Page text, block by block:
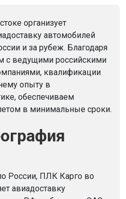
организует
автомобилей
и за рубеж. Благодаря
с ведущими российскими
квалификации
опыту в
обеспечиваем
в минимальные сроки.
России, ПЛК Карго во
авиадоставку